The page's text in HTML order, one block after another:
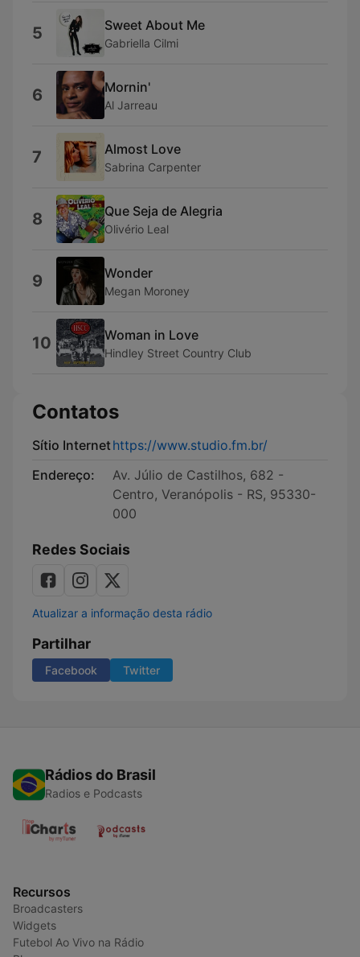
5 Sweet About Me
Gabriella Cilmi
6 Mornin'
Al Jarreau
7 Almost Love
Sabrina Carpenter
8 Que Seja de Alegria
Olivério Leal
9 Wonder
Megan Moroney
10 Woman in Love
Hindley Street Country Club
Contatos
Sítio Internethttps://www.studio.fm.br/
Endereço:
Av. Júlio de Castilhos, 682 -
Centro, Veranópolis - RS, 95330-
000
Redes Sociais
Atualizar a informação desta rádio
Partilhar
Facebook Twitter
Rádios do Brasil
Radios e Podcasts
Recursos
Broadcasters
Widgets
Futebol Ao Vivo na Rádio